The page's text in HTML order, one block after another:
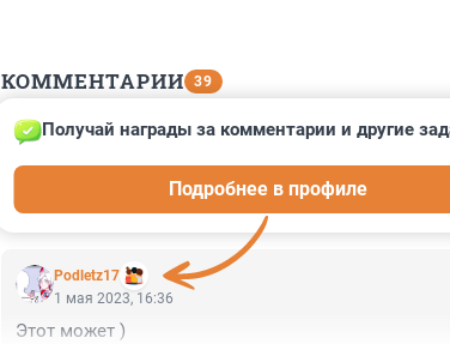
КОММЕНТАРИИ 39
Гость
Это был Максим Галкин, 100%!!!
Podletz17
Получай награды за комментарии и другие
Подробнее в профиле
1 мая 2023, 16:36
Этот может )